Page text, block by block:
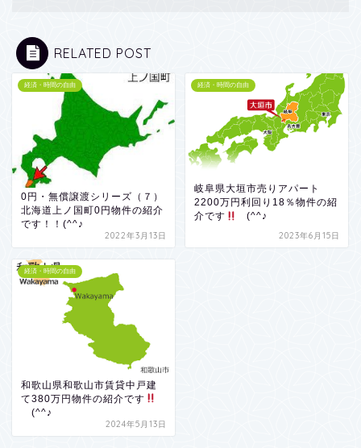
RELATED POST
経済・時間の自由
0円・無償譲渡シリーズ（７）
北海道上ノ国町0円物件の紹介
です！！(^^♪
2022年3月13日
経済・時間の自由
岐阜県大垣市売りアパート
2200万円利回り18％物件の紹
介です
(^^♪
2023年6月15日
経済・時間の自由
和歌山県和歌山市賃貸中戸建
て380万円物件の紹介です
(^^♪
2024年5月13日